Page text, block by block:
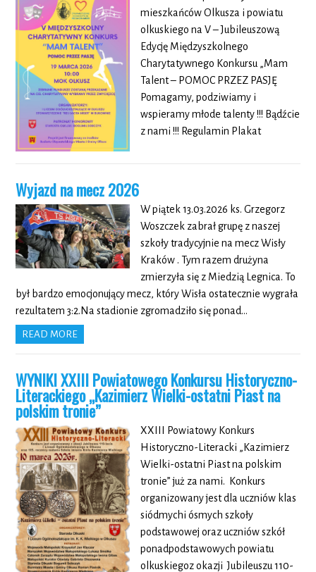
mieszkańców Olkusza i powiatu
olkuskiego na V – Jubileuszową
Edycję Międzyszkolnego
Charytatywnego Konkursu „Mam
Talent – POMOC PRZEZ PASJĘ
Pomagamy, podziwiamy i
wspieramy młode talenty !!! Bądźcie
z nami !!! Regulamin Plakat
Wyjazd na mecz 2026
W piątek 13.03.2026 ks. Grzegorz
Woszczek zabrał grupę z naszej
szkoły tradycyjnie na mecz Wisły
Kraków . Tym razem drużyna
zmierzyła się z Miedzią Legnica. To
był bardzo emocjonujący mecz, który Wisła ostatecznie wygrała
rezultatem 3:2.Na stadionie zgromadziło się ponad…
READ MORE
WYNIKI XXIII Powiatowego Konkursu Historyczno-
Literackiego „Kazimierz Wielki-ostatni Piast na
polskim tronie”
XXIII Powiatowy Konkurs
Historyczno-Literacki „Kazimierz
Wielki-ostatni Piast na polskim
tronie” już za nami. Konkurs
organizowany jest dla uczniów klas
siódmychi ósmych szkoły
podstawowej oraz uczniów szkół
ponadpodstawowych powiatu
olkuskiegoz okazji Jubileuszu 110-